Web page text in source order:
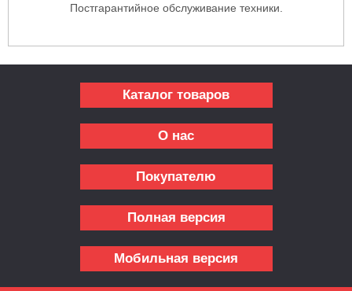
Постгарантийное обслуживание техники.
Каталог товаров
О нас
Покупателю
Полная версия
Мобильная версия